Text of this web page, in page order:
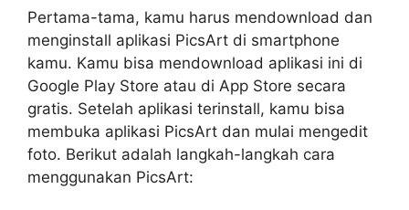
Pertama-tama, kamu harus mendownload dan
menginstall aplikasi PicsArt di smartphone
kamu. Kamu bisa mendownload aplikasi ini di
Google Play Store atau di App Store secara
gratis. Setelah aplikasi terinstall, kamu bisa
membuka aplikasi PicsArt dan mulai mengedit
foto. Berikut adalah langkah-langkah cara
menggunakan PicsArt: